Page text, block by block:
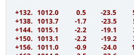
+132. 1012.0 0.5 -23.5
+138. 1013.7 -1.7 -23.5
+144. 1015.1 -2.2 -19.1
+150. 1013.1 -2.2 -19.2
+156. 1011.0 -0.9 -24.0